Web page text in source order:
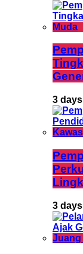
3
3